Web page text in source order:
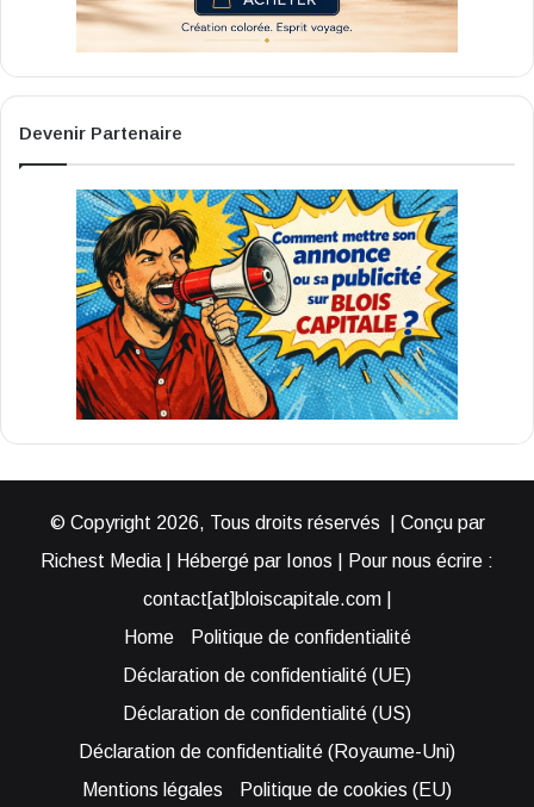
Devenir Partenaire
© Copyright 2026, Tous droits réservés | Conçu par
Richest Media | Hébergé par Ionos | Pour nous écrire :
contact[at]bloiscapitale.com |
Home
Politique de confidentialité
Déclaration de confidentialité (UE)
Déclaration de confidentialité (US)
Déclaration de confidentialité (Royaume-Uni)
Mentions légales
Politique de cookies (EU)